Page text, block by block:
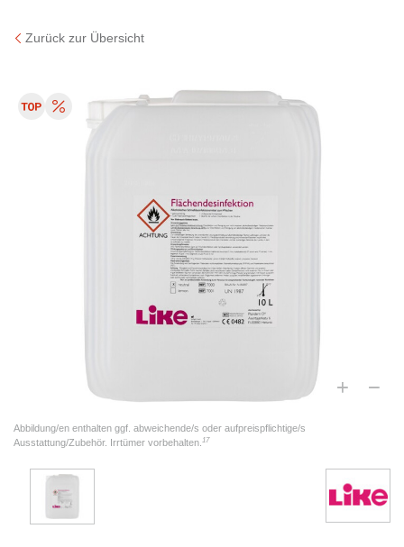
Zurück zur Übersicht
Abbildung/en enthalten ggf. abweichende/s oder aufpreispflichtige/s
Ausstattung/Zubehör. Irrtümer vorbehalten. 17